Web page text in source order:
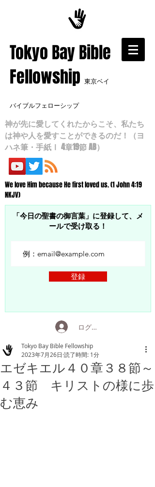
​Tokyo Bay Bible
Fellowship 東京ベイ
バイブルフェローシップ
神が先に愛してくれたからこそ、私たち
は神や人を愛すことができるのだ！（ヨ
ハネ筆・手紙Ⅰ 4章19節 AB）
We love Him because He first loved us. (1 John 4:19
NKJV)
「今日の聖書の御言葉」に登録して、メ
ールで受け取る！
登録
ログイン
エゼキエル４０章３８節～
４３節 キリストの様に歩
む恵み
Tokyo Bay Bible Fellowship
2023年7月26日 読了時間: 1分